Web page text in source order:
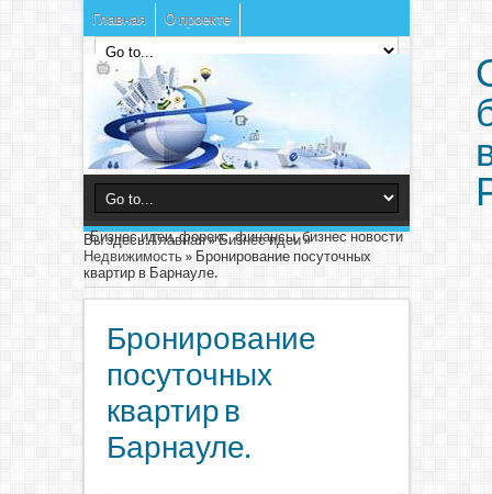
Главная О проекте
Бизнес идеи, форекс, финансы, бизнес новости
Вы здесь:Главная»Бизнес идеи»
Недвижимость» Бронирование посуточных
квартир в Барнауле.
Бронирование
посуточных
квартир в
Барнауле.